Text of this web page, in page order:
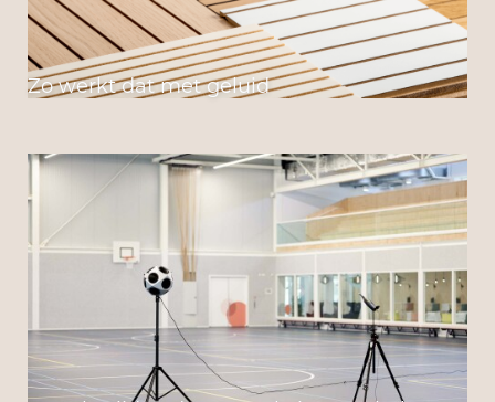
Zo werkt dat met geluid